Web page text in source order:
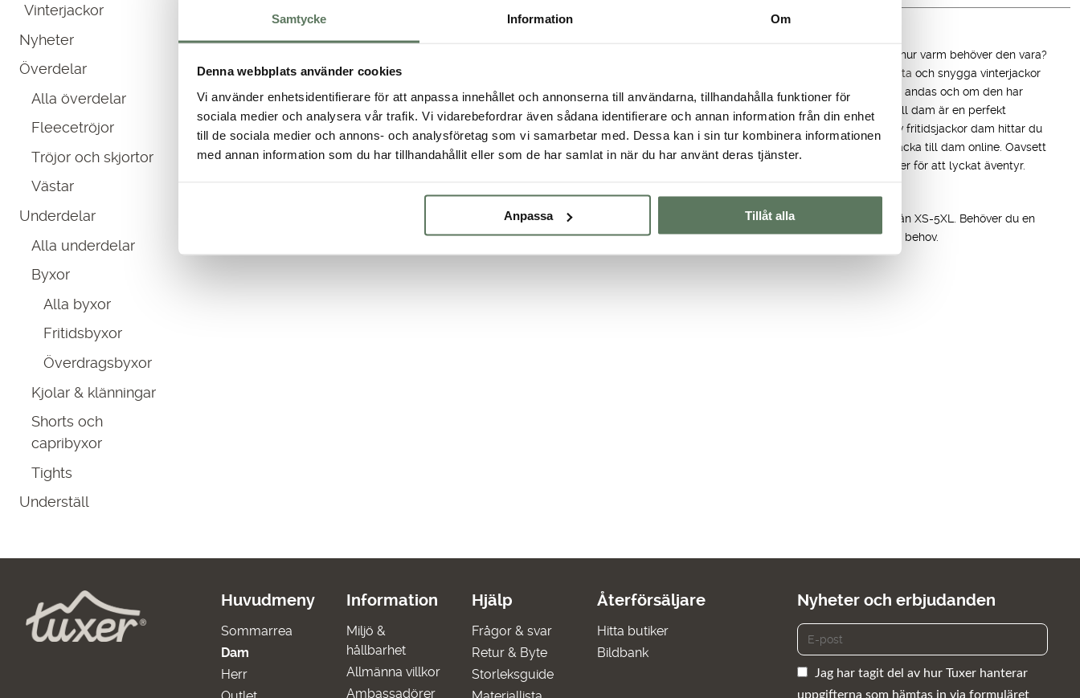
Samtycke Information Om
Denna webbplats använder cookies
Vi använder enhetsidentifierare för att anpassa innehållet och annonserna till användarna, tillhandahålla funktioner för
sociala medier och analysera vår trafik. Vi vidarebefordrar även sådana identifierare och annan information från din enhet
till de sociala medier och annons- och analysföretag som vi samarbetar med. Dessa kan i sin tur kombinera informationen
med annan information som du har tillhandahållit eller som de har samlat in när du har använt deras tjänster.
Anpassa Tillåt alla
Vinterjackor
Nyheter
Överdelar
Alla överdelar
Fleecetröjor
Tröjor och skjortor
Västar
Underdelar
Alla underdelar
Byxor
Alla byxor
Fritidsbyxor
Överdragsbyxor
Kjolar & klänningar
Shorts och
capribyxor
Tights
Underställ
Innan du köper en jacka är det viktigt att fundera ut hur dina behov ser ut. För vilken utomhusaktivitet ska du använda din jacka och hur varm behöver den vara?
För vinterns kyliga väder skulle vi rekommendera att köpa en
korta och snygga vinterjackor
för dam i flera färger som blå och röd. Ska du köpa en friluftsjacka för varmare säsonger är det viktigt att undersöka om jackan andas och om den har
ventilation. Det är även viktigt att undersöka vilken vattentäthet friluftsjackan har för att skydda mot regn. En lättviktsjacka till dam är en perfekt
övergångsjacka för vår och höst. Med lätt fyllning är den lagom varm samtidigt som den är lätt och smidig att bära. I vårt utbud av fritidsjackor dam hittar du
skjortjackor , samt tunnare jackor som
för vårens alla aktiviteter. Köp din regn och vindjacka till dam online. Oavsett
om du vill ha en snygg svart vårjacka att gå på stan med eller en funktionell vattentät fritidsjacka till båten, har vi det du behöver för att lyckat äventyr.
Fritidsjackor till dam i stora storlekar
På Tuxer vill vi inkludera alla att kunna leva en aktiv livsstil i våra funktionella jackor! Vi har fritidsjackor till dam i stora storlekar, från XS-5XL. Behöver du en
stilren lättviktsjacka till dam i stora storlekar eller en skaljacka till vandringen i stora storlekar har vi allt för dina behov.
Huvudmeny
Sommarrea
Dam
Herr
Information
Miljö &
hållbarhet
Allmänna villkor
Ambassadörer
Hjälp
Frågor & svar
Retur & Byte
Storleksguide
Återförsäljare
Hitta butiker
Bildbank
Nyheter och erbjudanden
Jag har tagit del av hur Tuxer hanterar
uppgifterna som hämtas in via formuläret